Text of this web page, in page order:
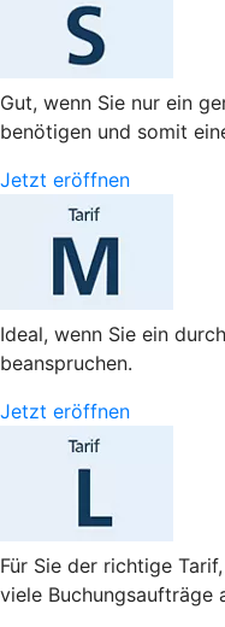
Gut, wenn Sie nur ein
benötigen und somit
Jetzt eröffnen
Ideal, wenn Sie ein
beanspruchen.
Jetzt eröffnen
Für Sie der richtige
viele Buchungsaufträge